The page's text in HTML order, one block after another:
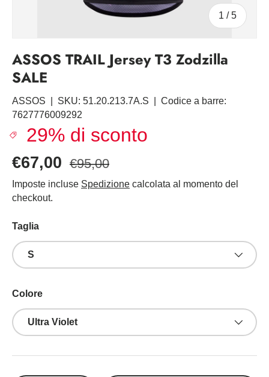
1 / di
5
ASSOS TRAIL Jersey T3 Zodzilla
SALE
ASSOS SKU: 51.20.213.7A.S
Codice a barre:
7627776009292
29% di sconto
€67,00 €95,00
Imposte incluse Spedizione calcolata al momento del
checkout.
Taglia
S
Colore
Ultra Violet